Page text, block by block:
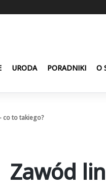
URODA PORADNIKI O
co to takiego?
Zawód